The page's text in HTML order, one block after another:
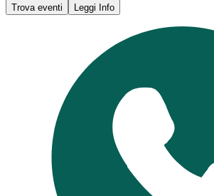
Trova eventi Leggi Info